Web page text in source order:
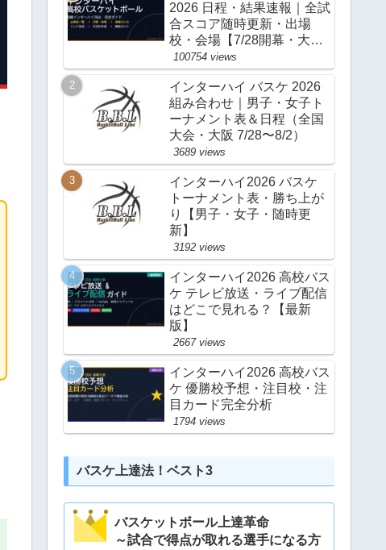
2026 日程・結果速報｜全試
合スコア随時更新・出場
校・会場【7/28開幕・大
阪】
100754 views
インターハイ バスケ 2026
組み合わせ｜男子・女子ト
ーナメント表＆日程（全国
大会・大阪 7/28〜8/2）
3689 views
インターハイ2026 バスケ
トーナメント表・勝ち上が
り【男子・女子・随時更
新】
3192 views
インターハイ2026 高校バス
ケ テレビ放送・ライブ配信
はどこで見れる？【最新
版】
2667 views
インターハイ2026 高校バス
ケ 優勝校予想・注目校・注
目カード完全分析
1794 views
バスケ上達法！ベスト3
バスケットボール上達革命
～試合で得点が取れる選手になる方